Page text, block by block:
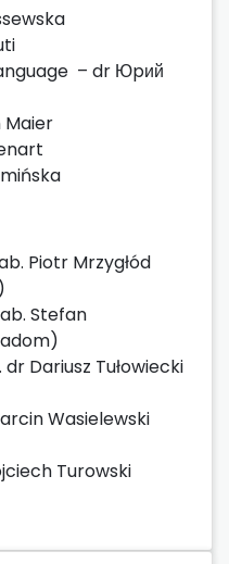
– dr Юpий
Piotr Mrzygłód
Stefan
Dariusz Tułowiecki
Wasielewski
Turowski